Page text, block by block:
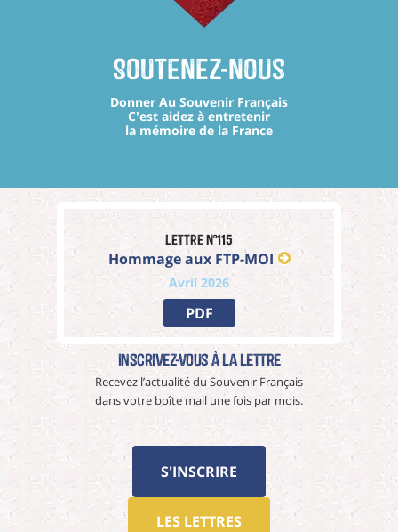
Soutenez-nous
Donner Au Souvenir Français
C'est aidez à entretenir
la mémoire de la France
Lettre n°115
Hommage aux FTP-MOI
Avril 2026
PDF
Inscrivez-vous à La Lettre
Recevez l’actualité du Souvenir Français
dans votre boîte mail une fois par mois.
S'INSCRIRE
LES LETTRES